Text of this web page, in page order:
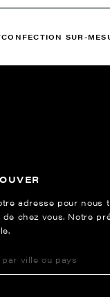
CONFECTION SUR-
adresse pour nous
chez vous. Notre